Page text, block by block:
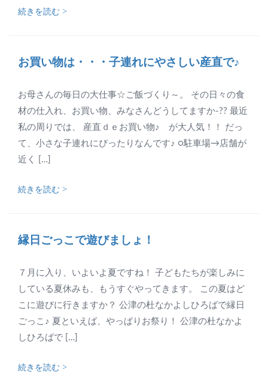
続きを読む >
お買い物は・・・子連れにやさしい産直で♪
お母さんの毎日の大仕事☆ご飯づくり～。 その日々の食
材の仕入れ、お買い物、みなさんどうしてますか-?? 最近
私の周りでは、 産直ｄｅお買い物♪ が大人気！！ だっ
て、小さな子連れにぴったりなんです♪ ○駐車場→店舗が
近く […]
続きを読む >
縁日ごっこで遊びましょ！
７月に入り、いよいよ夏ですね！ 子どもたちが楽しみに
している夏休みも、もうすぐやってきます。 この夏はど
こに遊びに行きますか？ 公津の杜なかよしひろばで縁日
ごっこ♪ 夏といえば、やっぱりお祭り！ 公津の杜なかよ
しひろばで […]
続きを読む >